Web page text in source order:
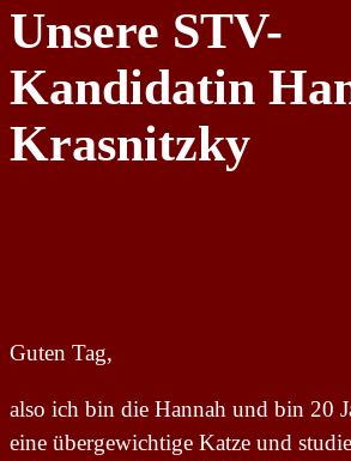
Unsere STV-
Kandidatin
Krasnitzky
Guten Tag,
also ich bin die Hannah und bin 20
eine übergewichtige Katze und